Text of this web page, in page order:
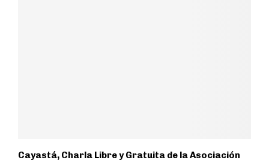
Cayastá, Charla Libre y Gratuita de la Asociación